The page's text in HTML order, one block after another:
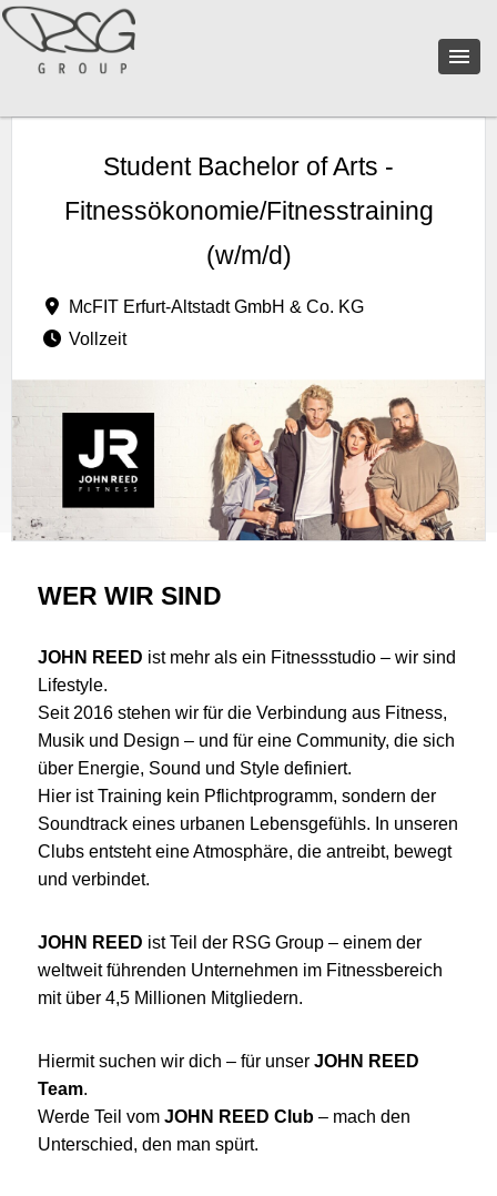
Student Bachelor of Arts -
Fitnessökonomie/Fitnesstraining
(w/m/d)
McFIT Erfurt-Altstadt GmbH & Co. KG
Vollzeit
WER WIR SIND
JOHN REED ist mehr als ein Fitnessstudio – wir sind
Lifestyle.
Seit 2016 stehen wir für die Verbindung aus Fitness,
Musik und Design – und für eine Community, die sich
über Energie, Sound und Style definiert.
Hier ist Training kein Pflichtprogramm, sondern der
Soundtrack eines urbanen Lebensgefühls. In unseren
Clubs entsteht eine Atmosphäre, die antreibt, bewegt
und verbindet.
JOHN REED ist Teil der RSG Group – einem der
weltweit führenden Unternehmen im Fitnessbereich
mit über 4,5 Millionen Mitgliedern.
Hiermit suchen wir dich – für unser JOHN REED
Team.
Werde Teil vom JOHN REED Club – mach den
Unterschied, den man spürt.